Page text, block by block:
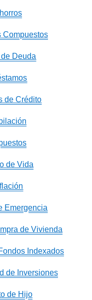
Compuestos
Deuda
de Crédito
de Vida
Emergencia
de Vivienda
Indexados
de Inversiones
de Hijo